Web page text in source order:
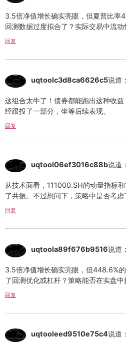
3.5倍净值增长确实亮眼，但夏普比率
回测数据过度拟合了？实际交易中流动
回复
uqtoolc3d8ca6626c5说道：
这组合太牛了！债券都能跑出这种收
经跟投了一部分，坐等后续表现。
回复
uqtool06ef3016c88b说道：
从技术面看，111000.SH的动量指标
了共振。不过想问下，策略中是否考
回复
uqtoola89f676b9516说道：
3.5倍净值增长确实亮眼，但448.6%
了回测优化或杠杆？策略能否在实盘中
回复
uqtooleed9510e75c4说道：